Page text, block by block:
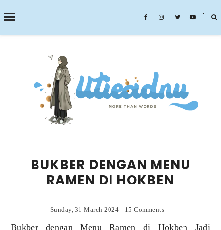
˟
SEARCH THIS BLOG
BUKBER DENGAN MENU
RAMEN DI HOKBEN
Sunday, 31 March 2024 - 15 Comments
Bukber dengan Menu Ramen di Hokben Jadi